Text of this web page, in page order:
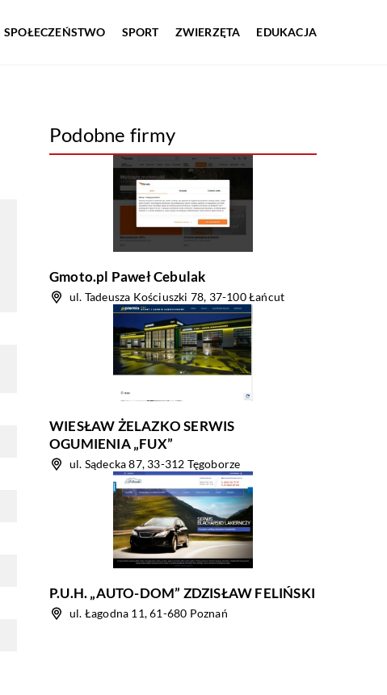
SPOŁECZEŃSTWO SPORT ZWIERZĘTA EDUKACJA
Podobne firmy
Gmoto.pl Paweł Cebulak
ul. Tadeusza Kościuszki 78, 37-100 Łańcut
WIESŁAW ŻELAZKO SERWIS
OGUMIENIA „FUX”
ul. Sądecka 87, 33-312 Tęgoborze
P.U.H. „AUTO-DOM” ZDZISŁAW FELIŃSKI
ul. Łagodna 11, 61-680 Poznań